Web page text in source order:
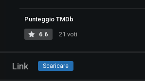
Punteggio TMDb
6.6 21 voti
Link Scaricare